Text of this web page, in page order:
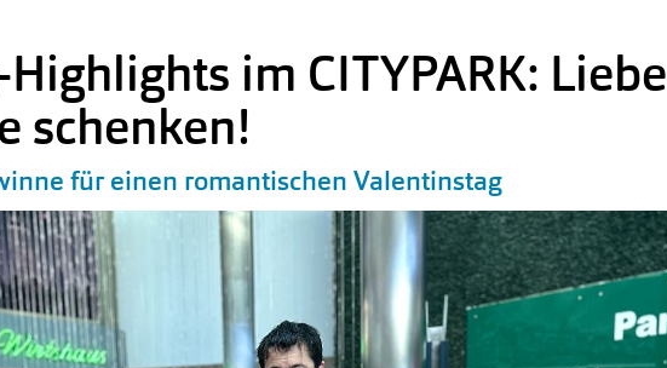
im CITYPARK: Liebe
schenken!
für einen romantischen Valentinstag